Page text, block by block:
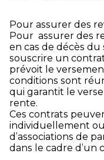
Pour assurer des
Pour assurer des
en cas de décès
souscrire un
prévoit le
conditions sont
qui garantit le
rente.
Ces contrats
individuellement
d’associations de
dans le cadre d’un